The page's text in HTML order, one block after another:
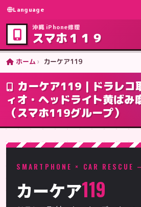
Language
沖縄 iPhone修理
スマホ１１９
ホーム カーケア119
カーケア119｜ドラレコ
ィオ・ヘッドライト黄ばみ
（スマホ119グループ）
SMARTPHONE × CAR RESCUE
カーケア119